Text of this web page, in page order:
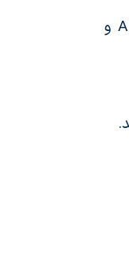
داده‌های پایش دما باید به سیستم‌های نرم‌افزاری منتقل شوند تا تحلیل‌های دقیق انجام گیرد. این بخش معمولاً نیازمند توسعه API و